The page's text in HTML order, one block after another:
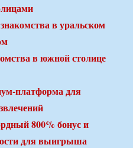
в уральском
в южной столице
платформа для
800% бонус и
для выигрыша